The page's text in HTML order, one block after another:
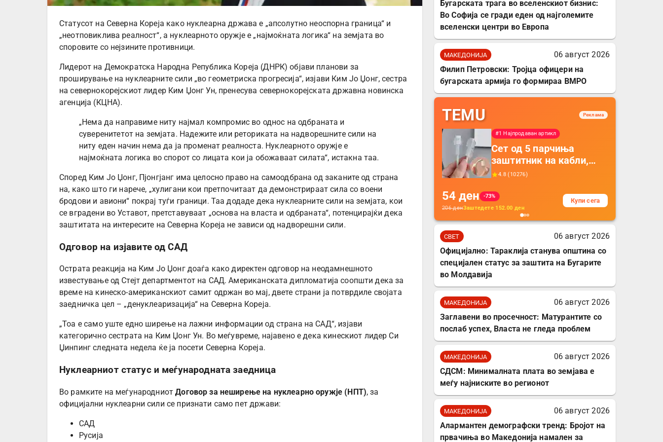
Статусот на Северна Кореја како нуклеарна држава е „апсолутно неоспорна граница“ и
„неотповиклива реалност“, а нуклеарното оружје е „најмоќната логика“ на земјата во
споровите со нејзините противници.
Лидерот на Демократска Народна Република Кореја (ДНРК) објави планови за
проширување на нуклеарните сили „во геометриска прогресија“, изјави Ким Јо Џонг, сестра
на севернокорејскиот лидер Ким Џонг Ун, пренесува севернокорејската државна новинска
агенција (КЦНА).
„Нема да направиме ниту најмал компромис во однос на одбраната и
суверенитетот на земјата. Надежите или реториката на надворешните сили на
ниту еден начин нема да ја променат реалноста. Нуклеарното оружје е
најмоќната логика во спорот со лицата кои ја обожаваат силата“, истакна таа.
Според Ким Јо Џонг, Пјонгјанг има целосно право на самоодбрана од заканите од страна
на, како што ги нарече, „хулигани кои претпочитаат да демонстрираат сила со воени
бродови и авиони“ покрај туѓи граници. Таа додаде дека нуклеарните сили на земјата, кои
се вградени во Уставот, претставуваат „основа на власта и одбраната“, потенцирајќи дека
заштитата на интересите на Северна Кореја не зависи од надворешни сили.
Одговор на изјавите од САД
Острата реакција на Ким Јо Џонг доаѓа како директен одговор на неодамнешното
известување од Стејт департментот на САД. Американската дипломатија соопшти дека за
време на кинеско-американскиот самит одржан во мај, двете страни ја потврдиле својата
заедничка цел – „денуклеаризација“ на Северна Кореја.
„Тоа е само уште едно ширење на лажни информации од страна на САД“, изјави
категорично сестрата на Ким Џонг Ун. Во меѓувреме, најавено е дека кинескиот лидер Си
Џинпинг следната недела ќе ја посети Северна Кореја.
Нуклеарниот статус и меѓународната заедница
Во рамките на меѓународниотДоговор за неширење на нуклеарно оружје (НПТ), за
официјални нуклеарни сили се признати само пет држави:
САД
Русија
Бугарската трага во вселенскиот бизнис:
Во Софија се гради еден од најголемите
вселенски центри во Европа
МАКЕДОНИЈА
06 август 2026
Филип Петровски: Тројца офицери на
бугарската армија го формираа ВМРО
TEMU Реклама
#1 Најпродаван артикл
Сет од 5 парчиња
заштитник на кабли,
прекривка за заштита
додатоци за заштита на
кабли, без батерија, за
мобилни телефони,
комплет за заштита на
4.8 (10276)
54 ден
-73%
206денЗаштедете 152.00 ден
Купи сега
СВЕТ
06 август 2026
Официјално: Тараклија станува општина со
специјален статус за заштита на Бугарите
во Молдавија
МАКЕДОНИЈА
06 август 2026
Заглавени во просечност: Матурантите со
послаб успех, Власта не гледа проблем
МАКЕДОНИЈА
06 август 2026
СДСМ: Минималната плата во земјава е
меѓу најниските во регионот
МАКЕДОНИЈА
06 август 2026
Алармантен демографски тренд: Бројот на
првачиња во Македонија намален за